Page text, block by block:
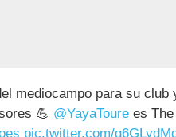
mediocampo para su
💪 @YayaToure es
pic.twitter.com/